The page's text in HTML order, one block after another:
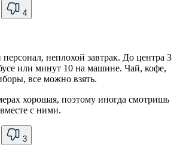
4
неплохой завтрак. До центра 3
или минут 10 на машине. Чай, кофе,
все можно взять.
хорошая, поэтому иногда смотришь
с ними.
3